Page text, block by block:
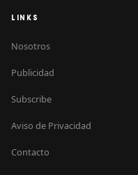
LINKS
Nosotros
Publicidad
Subscribe
Aviso de Privacidad
Contacto